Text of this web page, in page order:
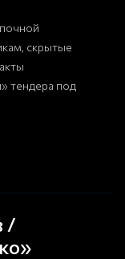
скрытые
тендера под
/